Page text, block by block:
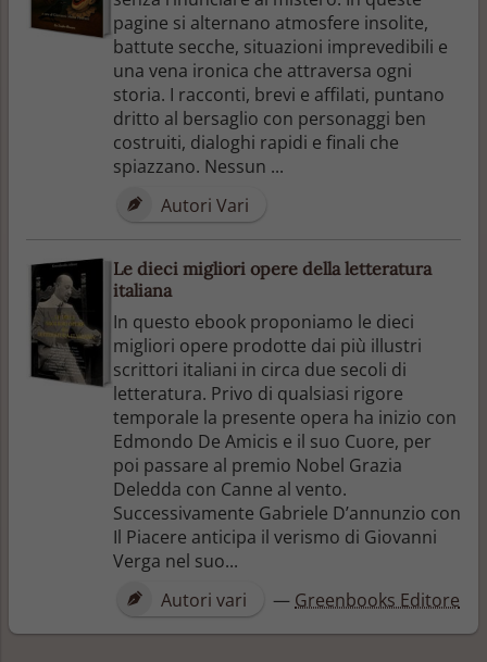
pagine si alternano atmosfere insolite,
battute secche, situazioni imprevedibili e
una vena ironica che attraversa ogni
storia. I racconti, brevi e affilati, puntano
dritto al bersaglio con personaggi ben
costruiti, dialoghi rapidi e finali che
spiazzano. Nessun ...
Autori Vari
Le dieci migliori opere della letteratura
italiana
In questo ebook proponiamo le dieci
migliori opere prodotte dai più illustri
scrittori italiani in circa due secoli di
letteratura. Privo di qualsiasi rigore
temporale la presente opera ha inizio con
Edmondo De Amicis e il suo Cuore, per
poi passare al premio Nobel Grazia
Deledda con Canne al vento.
Successivamente Gabriele D’annunzio con
Il Piacere anticipa il verismo di Giovanni
Verga nel suo...
Autori vari
— Greenbooks Editore